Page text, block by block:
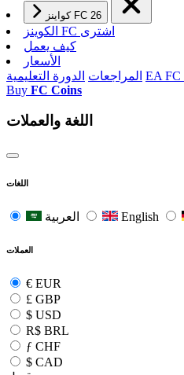
كواينز FC 26
الکوینز FC اشتری
كيف يعمل
الأسعار
المراجعات الدورة التعليمية
Buy FC Coins
اللغة والعملات
اللغات
English
العملات
€ EUR
£ GBP
$ USD
R$ BRL
ƒ CHF
$ CAD